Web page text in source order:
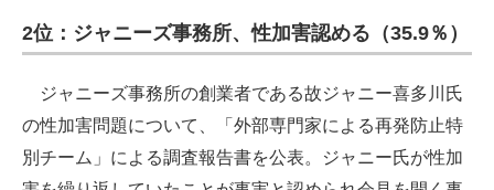
2位：ジャニーズ事務所、性加害認める（35.9％）
ジャニーズ事務所の創業者である故ジャニー喜多川氏
の性加害問題について、「外部専門家による再発防止特
別チーム」による調査報告書を公表。ジャニー氏が性加